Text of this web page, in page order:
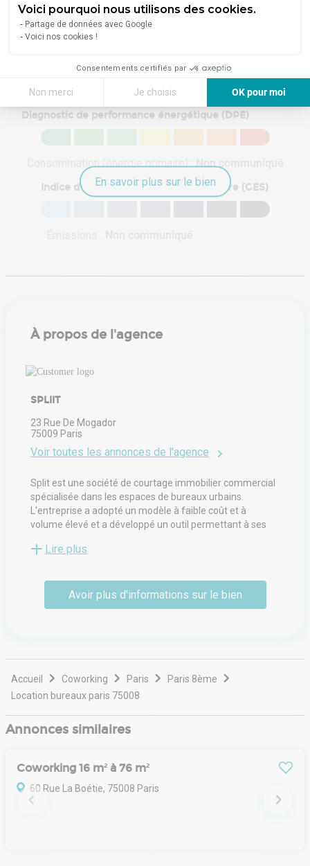
Voici pourquoi nous utilisons des cookies.
Partage de données avec Google
Voici nos cookies !
Consentements certifiés par
Non merci Je choisis
OK pour moi
Axeptio consent
Plateforme de Gestion du Consentement : Personnalisez vos Options
Notre plateforme vous permet d'adapter et de gérer vos paramètres
En savoir plus sur le quartier
Énergie
Diagnostic de performance énergétique (DPE)
Consommation (énergie primaire) :Non communiqué
Indice d'émission de gaz à effet de serre (GES)
En savoir plus sur le bien
À propos de l'agence
SPLIIT
23 Rue De Mogador
75009 Paris
Voir toutes les annonces de l'agence
Split est une société de courtage immobilier commercial
spécialisée dans les espaces de bureaux urbains.
L'entreprise a adopté un modèle à faible coût et à
volume élevé et a développé un outil permettant à ses
travers la France.
Lire plus
Avoir plus d'informations sur le bien
Accueil Coworking Paris
Paris 8ème
Location bureaux paris 75008
Annonces similaires
Coworking 16 m² à 76 m²
60 Rue La Boétie, 75008 Paris